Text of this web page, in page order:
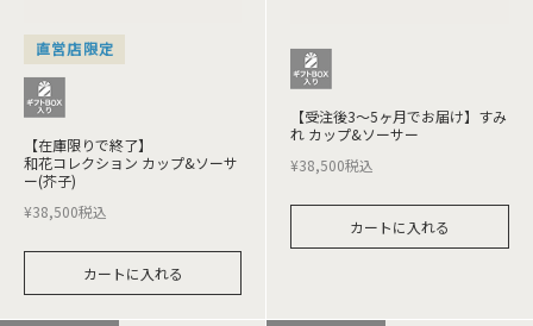
直営店限定
【在庫限りで終了】
和花コレクション カップ&ソーサ
ー(芥子)
¥38,500税込
カートに入れる
【受注後3～5ヶ月でお届け】すみ
れ カップ&ソーサー
¥38,500税込
カートに入れる